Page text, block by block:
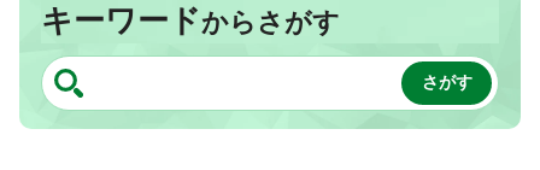
キーワードからさがす